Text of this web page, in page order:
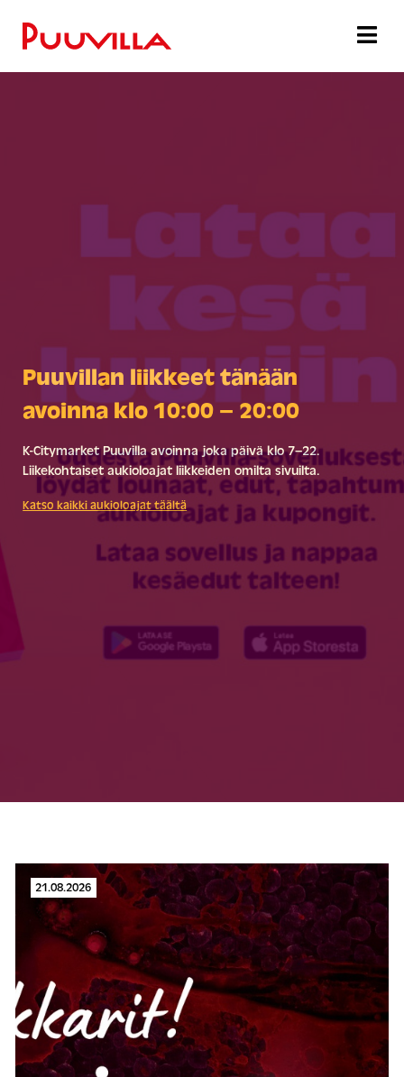
Puuvillan liikkeet tänään
avoinna klo 10:00 – 20:00
K-Citymarket Puuvilla avoinna joka päivä klo 7–22.
Liikekohtaiset aukioloajat liikkeiden omilta sivuilta.
Katso kaikki aukioloajat täältä
21.08.2026